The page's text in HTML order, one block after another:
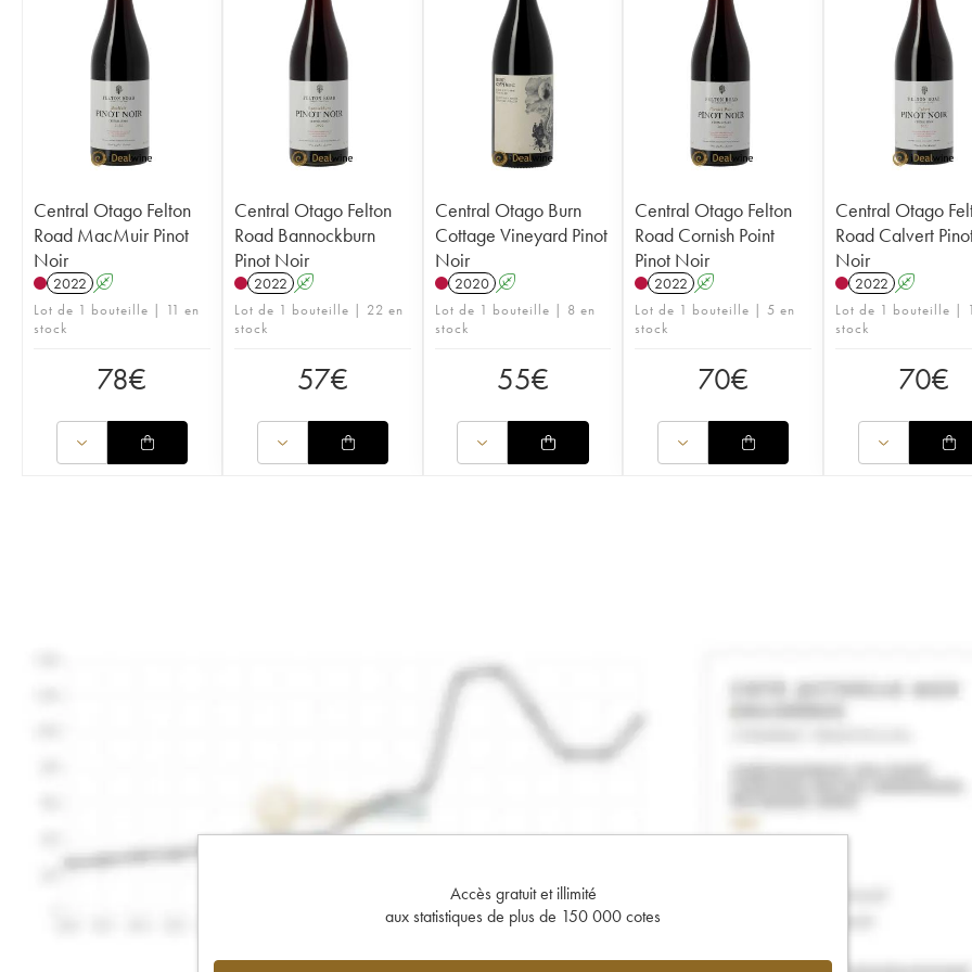
Central Otago Felton
Road MacMuir Pinot
Noir
2022 A
Lot de 1 bouteille | 11 en
stock
78€
Central Otago Felton
Road Bannockburn
Pinot Noir
2022 A
Lot de 1 bouteille | 22 en
stock
57€
Central Otago Burn
Cottage Vineyard Pinot
Noir
2020 A
Lot de 1 bouteille | 8 en
stock
55€
Central Otago Felton
Road Cornish Point
Pinot Noir
2022 A
Lot de 1 bouteille | 5 en
stock
70€
Central Otago
Road Calvert
Noir
2022 A
Lot de 1 bouteille |
stock
70€
Accès gratuit et illimité
aux statistiques de plus de 150 000 cotes